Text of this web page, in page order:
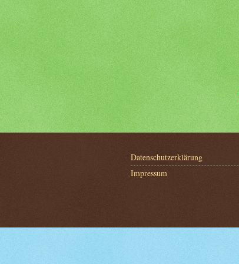
Datenschutzerklärung
Impressum